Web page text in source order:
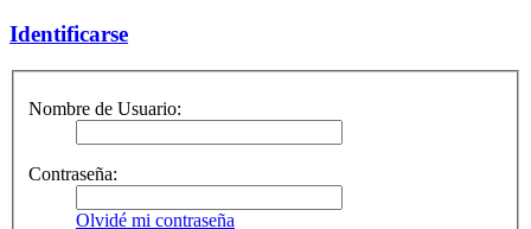
Identificarse
Nombre de Usuario:
Contraseña:
Olvidé mi contraseña